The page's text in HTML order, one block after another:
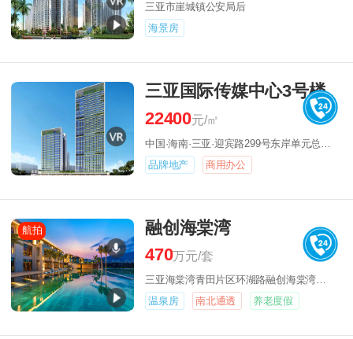
三亚市崖城镇公安局后
海景房
三亚国际传媒中心3号楼
22400元/㎡
品牌地产
商用办公
航拍
融创海棠湾
470万元/套
三亚海棠湾青田片区环湖路融创海棠湾营销中心
温泉房
南北通透 养老度假